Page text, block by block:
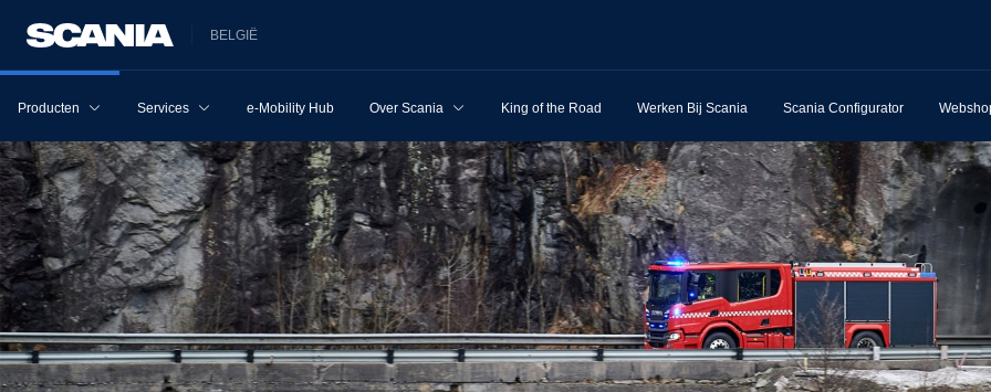
BELGIË
Producten Services e-Mobility Hub Over Scania King of the Road Werken Bij Scania Scania Configurator